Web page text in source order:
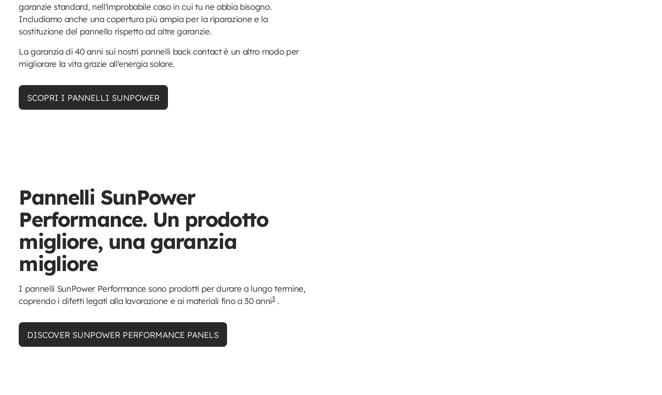
garanzie standard, nell'improbabile caso in cui tu ne abbia bisogno.
Includiamo anche una copertura più ampia per la riparazione e la
sostituzione del pannello rispetto ad altre garanzie.
La garanzia di 40 anni sui nostri pannelli back contact è un altro modo per
migliorare la vita grazie all'energia solare.
SCOPRI I PANNELLI SUNPOWER
Pannelli SunPower
Performance. Un prodotto
migliore, una garanzia
migliore
I pannelli SunPower Performance sono prodotti per durare a lungo termine,
coprendo i difetti legati alla lavorazione e ai materiali fino a 30 anni3.
DISCOVER SUNPOWER PERFORMANCE PANELS